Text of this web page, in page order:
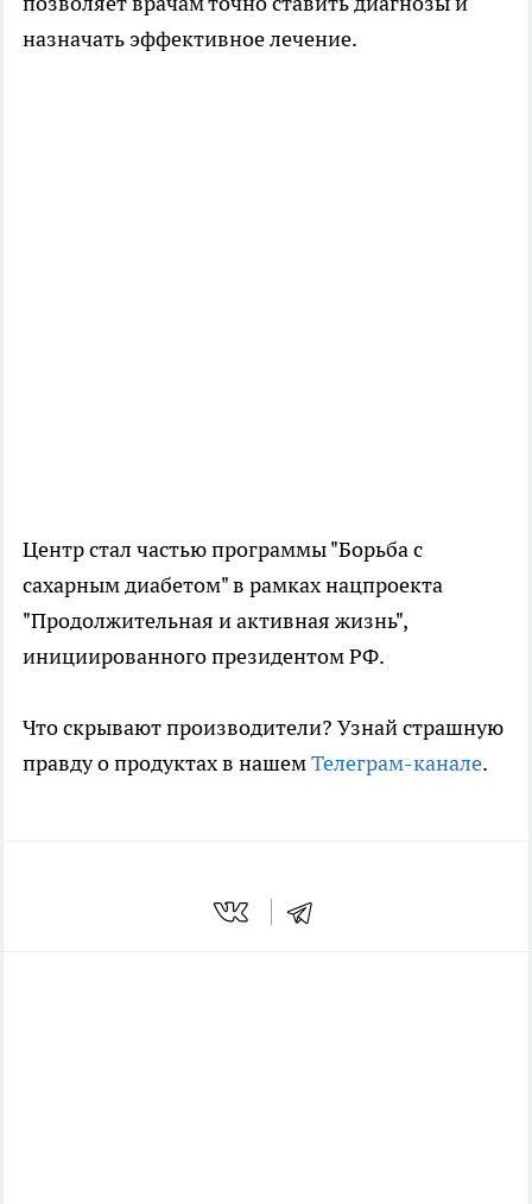
назначать эффективное лечение.
Центр стал частью программы "Борьба с
сахарным диабетом" в рамках нацпроекта
"Продолжительная и активная жизнь",
инициированного президентом РФ.
Что скрывают производители? Узнай страшную
правду о продуктах в нашемТелеграм-канале.